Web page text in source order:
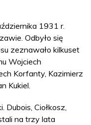
1931 r.
Odbyło się
zeznawało kilkuset
Wojciech
Korfanty, Kazimierz
Kukiel.
Ciołkosz,
na trzy lata